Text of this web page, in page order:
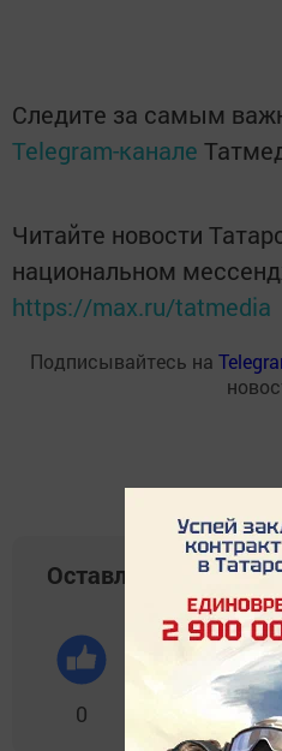
Следите за самым
Telegram-канале
Читайте новости
национальном
https://max.ru/tatmedia
Подписывайтесь на
Оставляйте реакции
0 0